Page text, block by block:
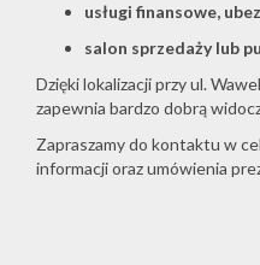
usługi finansowe,
salon sprzedaży lub
Dzięki lokalizacji przy ul.
zapewnia bardzo dobrą
Zapraszamy do kontaktu w
informacji oraz umówienia